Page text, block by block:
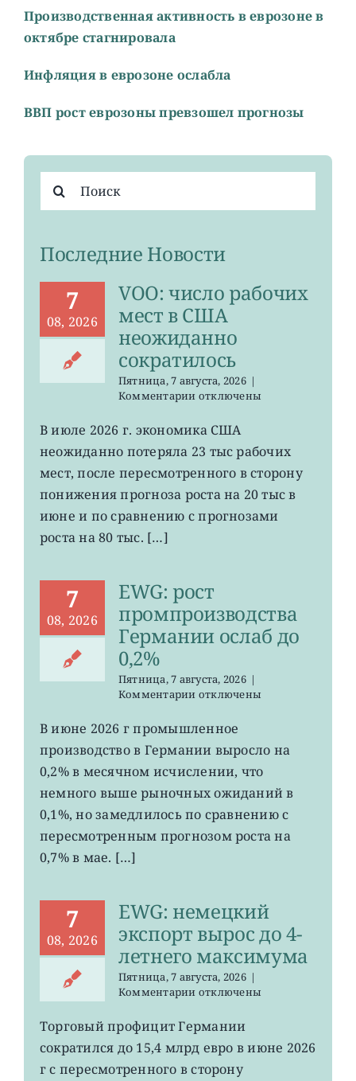
Производственная активность в еврозоне в
октябре стагнировала
Инфляция в еврозоне ослабла
ВВП рост еврозоны превзошел прогнозы
поиска:
Последние Новости
7
08, 2026
VOO: число рабочих
мест в США
неожиданно
сократилось
Пятница, 7 августа, 2026 |
Комментариик
VOO:
рабочих
мест
США
неожиданно
отключены
В июле 2026 г. экономика США
неожиданно потеряла 23 тыс рабочих
мест, после пересмотренного в сторону
понижения прогноза роста на 20 тыс в
июне и по сравнению с прогнозами
роста на 80 тыс. […]
7
08, 2026
EWG: рост
промпроизводства
Германии ослаб до
0,2%
Пятница, 7 августа, 2026 |
Комментариик
EWG:
рост
промпроизводства
Германии
до
0,2%
отключены
В июне 2026 г промышленное
производство в Германии выросло на
0,2% в месячном исчислении, что
немного выше рыночных ожиданий в
0,1%, но замедлилось по сравнению с
пересмотренным прогнозом роста на
0,7% в мае. […]
7
08, 2026
EWG: немецкий
экспорт вырос до 4-
летнего максимума
Пятница, 7 августа, 2026 |
Комментариик
EWG:
немецкий
экспорт
вырос
отключены
Торговый профицит Германии
сократился до 15,4 млрд евро в июне 2026
г с пересмотренного в сторону